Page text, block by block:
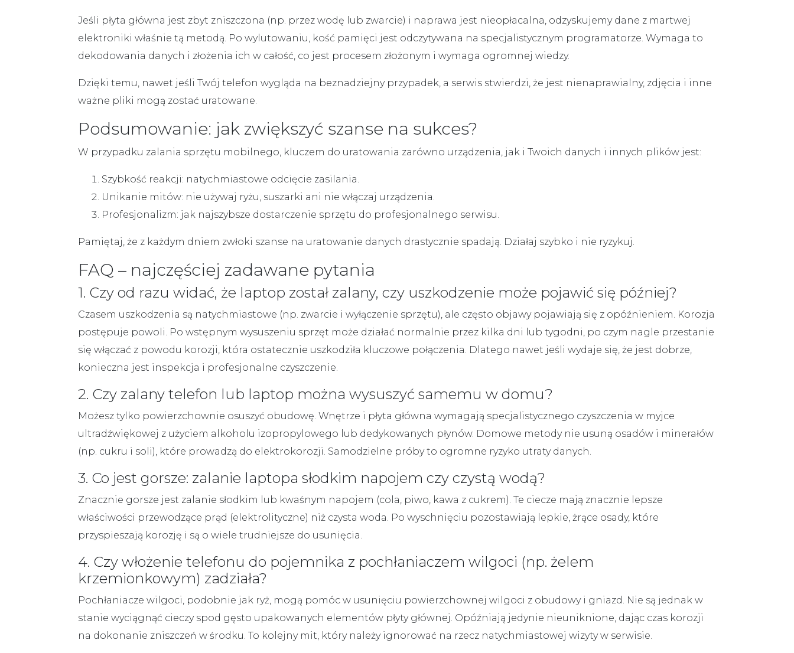
Jeśli płyta główna jest zbyt zniszczona (np. przez wodę lub zwarcie) i naprawa jest nieopłacalna, odzyskujemy dane z martwej
elektroniki właśnie tą metodą. Po wylutowaniu, kość pamięci jest odczytywana na specjalistycznym programatorze. Wymaga to
dekodowania danych i złożenia ich w całość, co jest procesem złożonym i wymaga ogromnej wiedzy.
Dzięki temu, nawet jeśli Twój telefon wygląda na beznadziejny przypadek, a serwis stwierdzi, że jest nienaprawialny, zdjęcia i inne
ważne pliki mogą zostać uratowane.
Podsumowanie: jak zwiększyć szanse na sukces?
W przypadku zalania sprzętu mobilnego, kluczem do uratowania zarówno urządzenia, jak i Twoich danych i innych plików jest:
Szybkość reakcji: natychmiastowe odcięcie zasilania.
Unikanie mitów: nie używaj ryżu, suszarki ani nie włączaj urządzenia.
Profesjonalizm: jak najszybsze dostarczenie sprzętu do profesjonalnego serwisu.
Pamiętaj, że z każdym dniem zwłoki szanse na uratowanie danych drastycznie spadają. Działaj szybko i nie ryzykuj.
FAQ – najczęściej zadawane pytania
1. Czy od razu widać, że laptop został zalany, czy uszkodzenie może pojawić się później?
Czasem uszkodzenia są natychmiastowe (np. zwarcie i wyłączenie sprzętu), ale często objawy pojawiają się z opóźnieniem. Korozja
postępuje powoli. Po wstępnym wysuszeniu sprzęt może działać normalnie przez kilka dni lub tygodni, po czym nagle przestanie
się włączać z powodu korozji, która ostatecznie uszkodziła kluczowe połączenia. Dlatego nawet jeśli wydaje się, że jest dobrze,
konieczna jest inspekcja i profesjonalne czyszczenie.
2. Czy zalany telefon lub laptop można wysuszyć samemu w domu?
Możesz tylko powierzchownie osuszyć obudowę. Wnętrze i płyta główna wymagają specjalistycznego czyszczenia w myjce
ultradźwiękowej z użyciem alkoholu izopropylowego lub dedykowanych płynów. Domowe metody nie usuną osadów i minerałów
(np. cukru i soli), które prowadzą do elektrokorozji. Samodzielne próby to ogromne ryzyko utraty danych.
3. Co jest gorsze: zalanie laptopa słodkim napojem czy czystą wodą?
Znacznie gorsze jest zalanie słodkim lub kwaśnym napojem (cola, piwo, kawa z cukrem). Te ciecze mają znacznie lepsze
właściwości przewodzące prąd (elektrolityczne) niż czysta woda. Po wyschnięciu pozostawiają lepkie, żrące osady, które
przyspieszają korozję i są o wiele trudniejsze do usunięcia.
4. Czy włożenie telefonu do pojemnika z pochłaniaczem wilgoci (np. żelem
krzemionkowym) zadziała?
Pochłaniacze wilgoci, podobnie jak ryż, mogą pomóc w usunięciu powierzchownej wilgoci z obudowy i gniazd. Nie są jednak w
stanie wyciągnąć cieczy spod gęsto upakowanych elementów płyty głównej. Opóźniają jedynie nieuniknione, dając czas korozji
na dokonanie zniszczeń w środku. To kolejny mit, który należy ignorować na rzecz natychmiastowej wizyty w serwisie.